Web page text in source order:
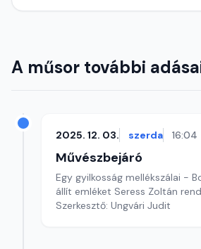
A műsor további
2025. 12. 03. szerda 16:04
Művészbejáró
Egy gyilkosság mellékszálai -
állít emléket Seress Zoltán
Szerkesztő: Ungvári Judit